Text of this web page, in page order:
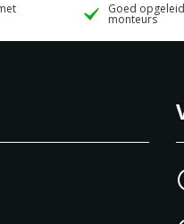
Goed
monteurs